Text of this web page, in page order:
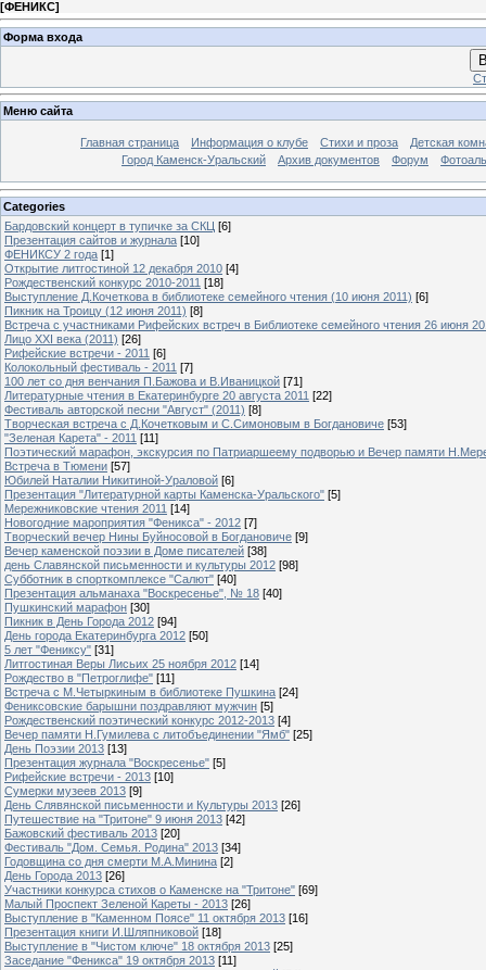
[ФЕНИКС]
Форма входа
Меню сайта
Главная страница Информация о клубе Стихи и проза
Детская
Город Каменск-Уральский
Архив документов Форум
Categories
Бардовский концерт в тупичке за СКЦ [6]
Презентация сайтов и журнала [10]
ФЕНИКСУ 2 года [1]
Открытие литгостиной 12 декабря 2010 [4]
Рождественский конкурс 2010-2011 [18]
Выступление Д.Кочеткова в библиотеке семейного чтения (10 июня 2011) [6]
Пикник на Троицу (12 июня 2011) [8]
Встреча с участниками Рифейских встреч в Библиотеке семейного чтения 26 июня
Лицо XXI века (2011) [26]
Рифейские встречи - 2011 [6]
Колокольный фестиваль - 2011 [7]
100 лет со дня венчания П.Бажова и В.Иваницкой [71]
Литературные чтения в Екатеринбурге 20 августа 2011 [22]
Фестиваль авторской песни "Август" (2011) [8]
Творческая встреча с Д.Кочетковым и С.Симоновым в Богдановиче [53]
"Зеленая Карета" - 2011 [11]
Поэтический марафон, экскурсия по Патриаршеему подворью и Вечер памяти
Встреча в Тюмени [57]
Юбилей Наталии Никитиной-Ураловой [6]
Презентация "Литературной карты Каменска-Уральского" [5]
Мережниковские чтения 2011 [14]
Новогодние мароприятия "Феникса" - 2012 [7]
Творческий вечер Нины Буйносовой в Богдановиче [9]
Вечер каменской поэзии в Доме писателей [38]
день Славянской письменности и культуры 2012 [98]
Субботник в спорткомплексе "Салют" [40]
Презентация альманаха "Воскресенье", № 18 [40]
Пушкинский марафон [30]
Пикник в День Города 2012 [94]
День города Екатеринбурга 2012 [50]
5 лет "Фениксу" [31]
Литгостиная Веры Лисьих 25 ноября 2012 [14]
Рождество в "Петроглифе" [11]
Встреча с М.Четыркиным в библиотеке Пушкина [24]
Фениксовские барышни поздравляют мужчин [5]
Рождественский поэтический конкурс 2012-2013 [4]
Вечер памяти Н.Гумилева с литобъединении "Ямб" [25]
День Поэзии 2013 [13]
Презентация журнала "Воскресенье" [5]
Рифейские встречи - 2013 [10]
Сумерки музеев 2013 [9]
День Слявянской письменности и Культуры 2013 [26]
Путешествие на "Тритоне" 9 июня 2013 [42]
Бажовский фестиваль 2013 [20]
Фестиваль "Дом. Семья. Родина" 2013 [34]
Годовщина со дня смерти М.А.Минина [2]
День Города 2013 [26]
Участники конкурса стихов о Каменске на "Тритоне" [69]
Малый Проспект Зеленой Кареты - 2013 [26]
Выступление в "Каменном Поясе" 11 октября 2013 [16]
Презентация книги И.Шляпниковой [18]
Выступление в "Чистом ключе" 18 октября 2013 [25]
Заседание "Феникса" 19 октября 2013 [11]